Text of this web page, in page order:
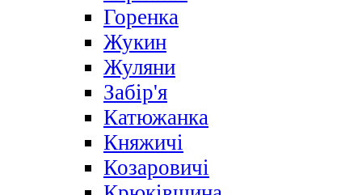
Горенка
Жукин
Жуляни
Забір'я
Катюжанка
Княжичі
Козаровичі